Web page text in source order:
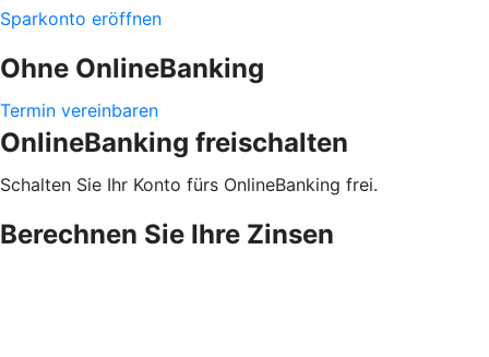
Sparkonto eröffnen
Ohne OnlineBanking
Termin vereinbaren
OnlineBanking freischalten
Schalten Sie Ihr Konto fürs OnlineBanking frei.
Berechnen Sie Ihre Zinsen